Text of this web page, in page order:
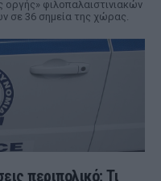
οργής» φιλοπαλαιστινιακών
σε 36 σημεία της χώρας.
περιπολικό; Τι